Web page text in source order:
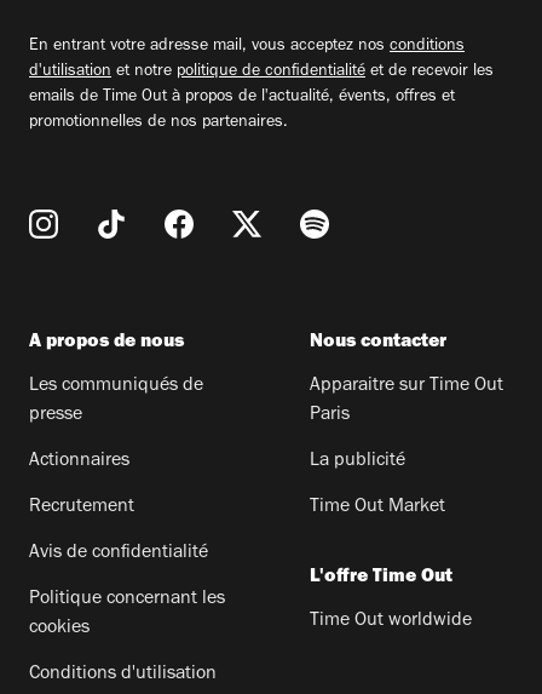
En entrant votre adresse mail, vous acceptez nos conditions
d'utilisation et notre politique de confidentialité et de recevoir les
emails de Time Out à propos de l'actualité, évents, offres et
promotionnelles de nos partenaires.
A propos de nous
Les communiqués de
presse
Actionnaires
Recrutement
Avis de confidentialité
Politique concernant les
cookies
Conditions d'utilisation
Nous contacter
Apparaitre sur Time Out
Paris
La publicité
Time Out Market
L'offre Time Out
Time Out worldwide